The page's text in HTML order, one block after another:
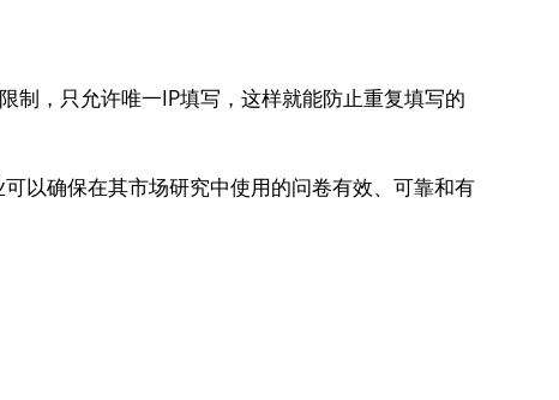
制，只允许唯一IP填写，这样就能防止重复填写的
以确保在其市场研究中使用的问卷有效、可靠和有